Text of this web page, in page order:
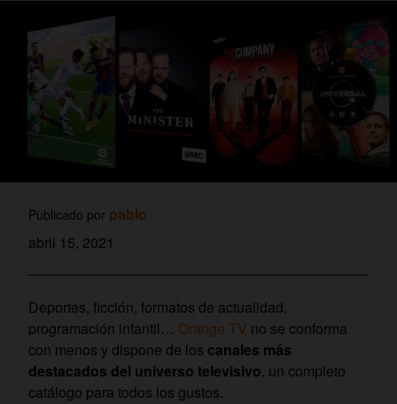
Publicado por pablo
abril 15, 2021
Deportes, ficción, formatos de actualidad,
programación infantil… Orange TV no se conforma
con menos y dispone de los canales más
destacados del universo televisivo, un completo
catálogo para todos los gustos.